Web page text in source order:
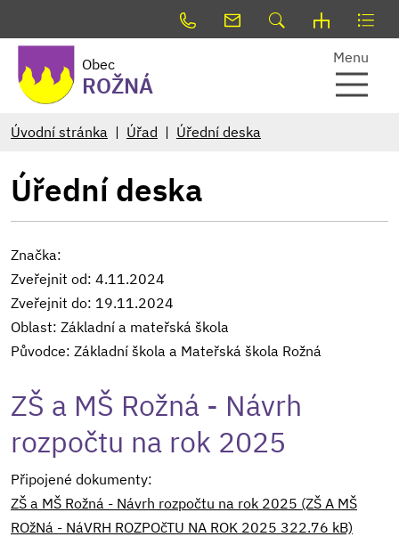
Obec
ROŽNÁ
Menu
Úvodní stránka Úřad Úřední deska
Úřední deska
Značka:
Zveřejnit od: 4.11.2024
Zveřejnit do: 19.11.2024
Oblast: Základní a mateřská škola
Původce: Základní škola a Mateřská škola Rožná
ZŠ a MŠ Rožná - Návrh
rozpočtu na rok 2025
Připojené dokumenty:
ZŠ a MŠ Rožná - Návrh rozpočtu na rok 2025 (ZŠ A MŠ
ROžNá - NáVRH ROZPOčTU NA ROK 2025 322.76 kB)